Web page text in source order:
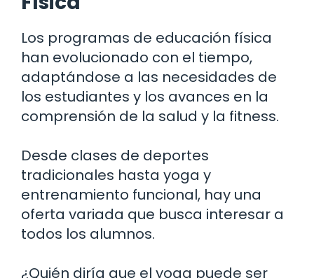
Los programas de educación física
han evolucionado con el tiempo,
adaptándose a las necesidades de
los estudiantes y los avances en la
comprensión de la salud y la fitness.
Desde clases de deportes
tradicionales hasta yoga y
entrenamiento funcional, hay una
oferta variada que busca interesar a
todos los alumnos.
¿Quién diría que el yoga puede ser